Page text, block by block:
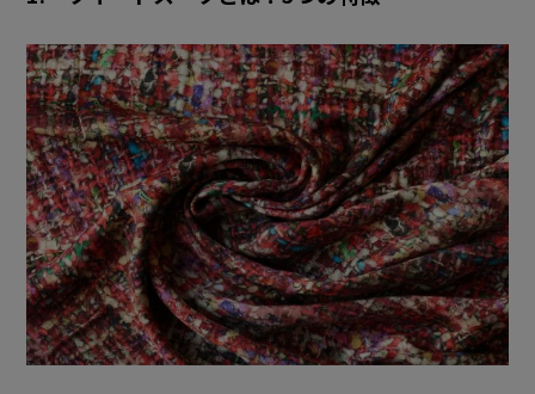
4. ツイードスーツの人気の柄
4-1.ヘリンボーン
4-2.ハウンドトゥース
4-3.ウィンドウペーン
5. ツイードスーツ初心者はまずはジャケットやコートから始めてみ
よう